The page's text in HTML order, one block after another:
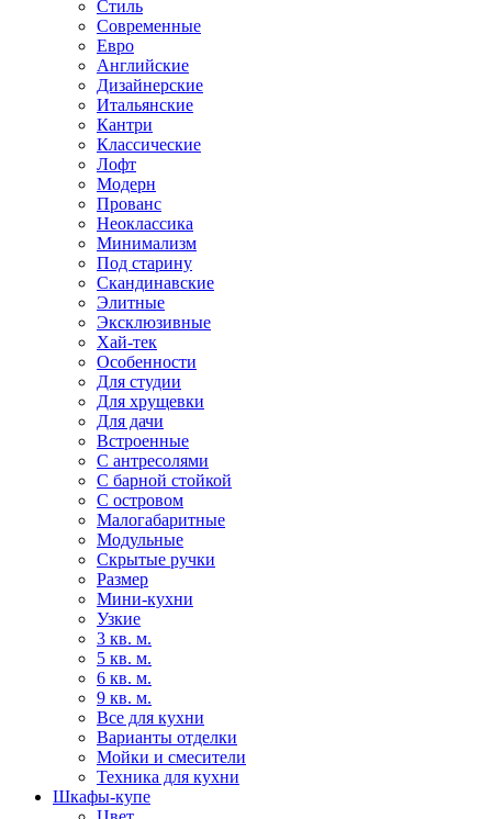
Стиль
Современные
Евро
Английские
Дизайнерские
Итальянские
Кантри
Классические
Лофт
Модерн
Прованс
Неоклассика
Минимализм
Под старину
Скандинавские
Элитные
Эксклюзивные
Хай-тек
Особенности
Для студии
Для хрущевки
Для дачи
Встроенные
С антресолями
С барной стойкой
С островом
Малогабаритные
Модульные
Скрытые ручки
Размер
Мини-кухни
Узкие
3 кв. м.
5 кв. м.
6 кв. м.
9 кв. м.
Все для кухни
Варианты отделки
Мойки и смесители
Техника для кухни
Шкафы-купе